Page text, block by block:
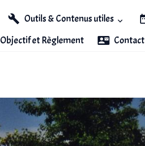
Outils & Contenus utiles
Objectif et Règlement
Contact